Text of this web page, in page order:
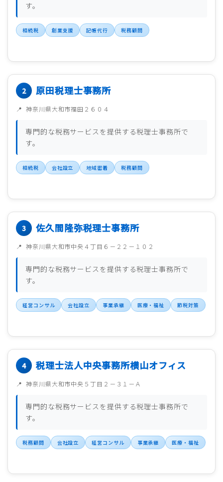
す。
相続税 創業支援 記帳代行 税務顧問
原田税理士事務所
神奈川県大和市福田２６０４
専門的な税務サービスを提供する税理士事務所で
す。
相続税 会社設立 地域密着 税務顧問
佐久間隆弥税理士事務所
神奈川県大和市中央４丁目６－２２－１０２
専門的な税務サービスを提供する税理士事務所で
す。
経営コンサル 会社設立 事業承継 医療・福祉 節税対策
税理士法人中央事務所横山オフィス
神奈川県大和市中央５丁目２－３１－Ａ
専門的な税務サービスを提供する税理士事務所で
す。
税務顧問 会社設立 経営コンサル 事業承継 医療・福祉